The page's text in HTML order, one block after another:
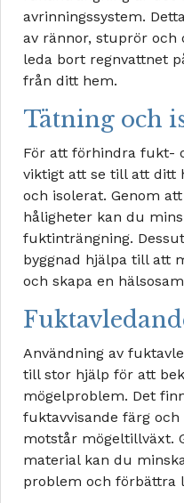
avrinningssystem.
av rännor, stuprör och
leda bort regnvattnet
från ditt hem.
Tätning och
För att förhindra fukt-
viktigt att se till att ditt
och isolerat. Genom
håligheter kan du
fuktinträngning.
byggnad hjälpa till att
och skapa en
Användning av
till stor hjälp för att
mögelproblem. Det
fuktavvisande färg
motstår mögeltillväxt.
material kan du
problem och förbättra